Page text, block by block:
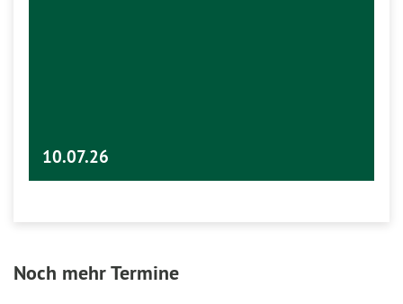
10.07.26
Noch mehr Termine